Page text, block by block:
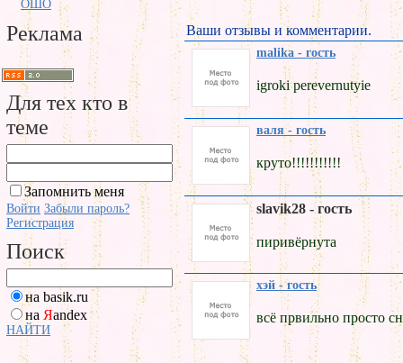
ОШО
Реклама
Для тех кто в
теме
Запомнить меня
Войти Забыли пароль?
Регистрация
Поиск
на basik.ru
на Яandex
НАЙТИ
Ваши отзывы и комментарии.
malika - гость
igroki perevernutyie
валя - гость
круто!!!!!!!!!!!
slavik28 - гость
пиривёрнута
хэй - гость
всё првильно просто